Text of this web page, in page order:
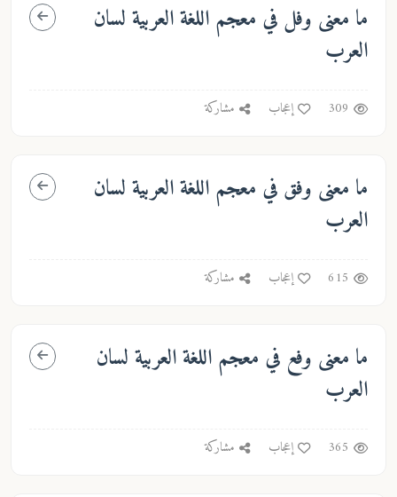
ما معنى وفلفي معجم اللغة العربية لسان
العرب
309 إعجاب مشاركة
ما معنى وفقفي معجم اللغة العربية لسان
العرب
615 إعجاب مشاركة
ما معنى وفع في معجم اللغة العربية لسان
العرب
365 إعجاب مشاركة